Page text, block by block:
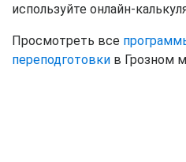
используйте онлайн-
Просмотреть все
переподготовки в Грозном